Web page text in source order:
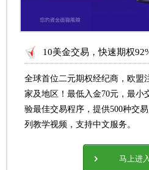
10美金交易，快速期权
全球首位二元期权经纪商，欧盟
家及地区！最低入金70元，最小
验最佳交易程序，提供500种交
列教学视频，支持中文服务。
马上进